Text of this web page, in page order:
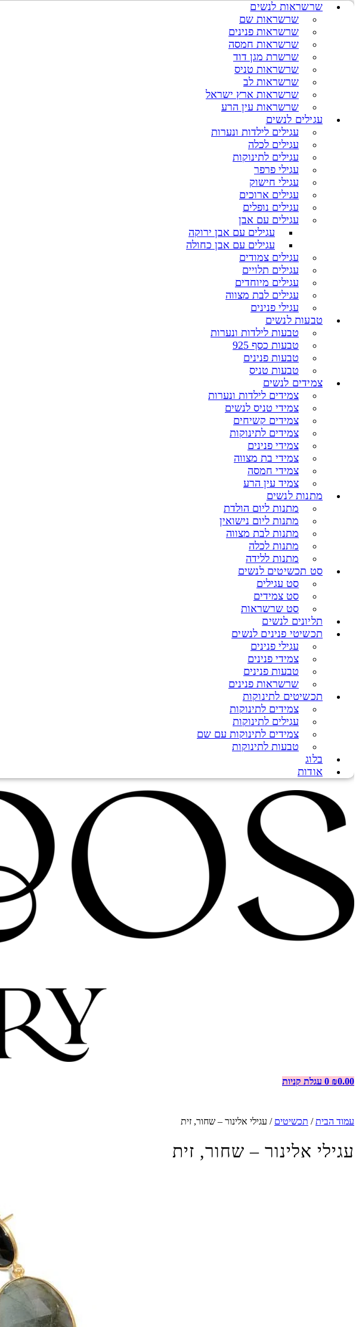
שרשראות לנשים
שרשראות שם
שרשראות פנינים
שרשראות חמסה
שרשרת מגן דוד
שרשראות טניס
שרשראות לב
שרשראות ארץ ישראל
שרשראות עין הרע
עגילים לנשים
עגילים לילדות ונערות
עגילים לכלה
עגילים לתינוקות
עגילי פרפר
עגילי חישוק
עגילים ארוכים
עגילים נופלים
עגילים עם אבן
עגילים עם אבן ירוקה
עגילים עם אבן כחולה
עגילים צמודים
עגילים תלויים
עגילים מיוחדים
עגילים לבת מצווה
עגילי פנינים
טבעות לנשים
טבעות לילדות ונערות
טבעות כסף 925
טבעות פנינים
טבעות טניס
צמידים לנשים
צמידים לילדות ונערות
צמידי טניס לנשים
צמידים קשיחים
צמידים לתינוקות
צמידי פנינים
צמידי בת מצווה
צמידי חמסה
צמיד עין הרע
מתנות לנשים
מתנות ליום הולדת
מתנות ליום נישואין
מתנות לבת מצווה
מתנות לכלה
מתנות ללידה
סט תכשיטים לנשים
סט עגילים
סט צמידים
סט שרשראות
תליונים לנשים
תכשיטי פנינים לנשים
עגילי פנינים
צמידי פנינים
טבעות פנינים
שרשראות פנינים
תכשיטים לתינוקות
צמידים לתינוקות
עגילים לתינוקות
צמידים לתינוקות עם שם
טבעות לתינוקות
בלוג
אודות
₪0.00
0 עגלת קניות
עמוד הבית/ תכשיטים / עגילי אלינור – שחור, זית
עגילי אלינור – שחור, זית